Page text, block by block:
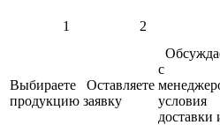
1 2
Выбираете
продукцию
Оставляете
заявку
с
условия
доставки